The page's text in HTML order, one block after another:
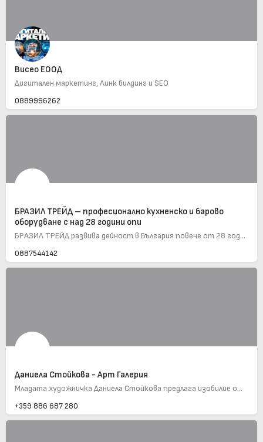
Висео ЕООД
Дигитален маркетинг, Линк билдинг и SEO
0889996262
БРАЗИЛ ТРЕЙД – професионално кухненско и барово
оборудване с над 28 години опи
БРАЗИЛ ТРЕЙД развива дейност в България повече от 28 години, предлага професионално ресторантско, барово и…
0887544142
Даниела Стойкова - Арт Галерия
Младата художничка Даниела Стойкова предлага изобилие от маслени картини, които ще Ви оставят без дъх. Имате…
+359 886 687 280